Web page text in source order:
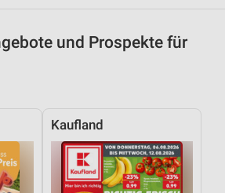
und Prospekte für
Kaufland
zur Personalisierung
zur Auswahl
von Inhalten